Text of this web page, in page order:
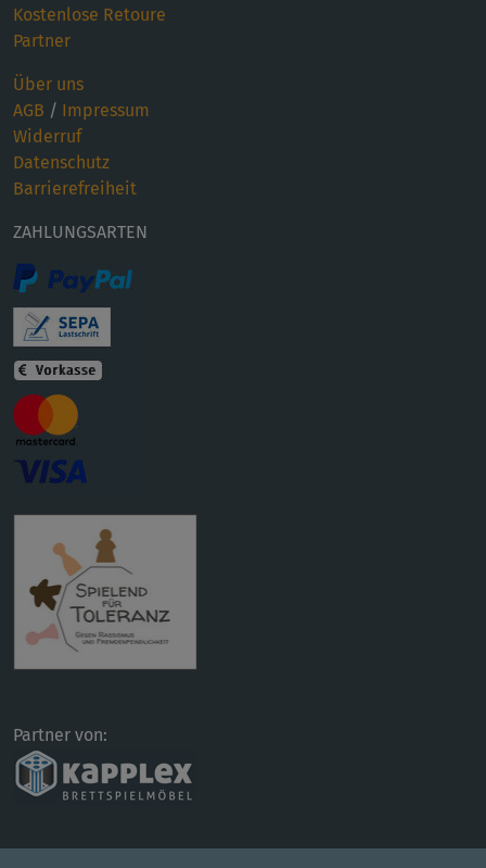
Kostenlose Retoure
Partner
Über uns
AGB / Impressum
Widerruf
Datenschutz
Barrierefreiheit
ZAHLUNGSARTEN
Partner von: